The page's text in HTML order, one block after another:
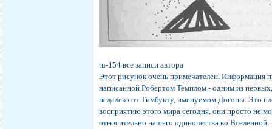
tu-154 все записи автора
Этот рисунок очень примечателен. Информация
написанной Робертом Темплом - одним из
недалеко от Тимбукту, именуемом Догоны. Это
восприятию этого мира сегодня, они просто не
относительно нашего одиночества во Вселенной.